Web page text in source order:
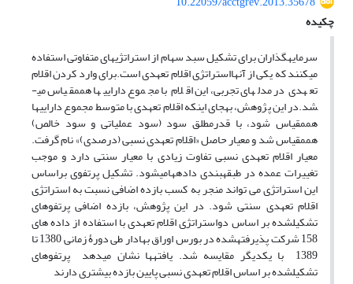
چکیده
سرمایه­گذاران برای تشکیل سبد سهام از استراتژی‎های متفاوتی استفاده
می­کنند که یکی از آنهااستراتژی اقلام تعهدی است.برای وارد کردن اقلام
تعهدی در مدل­های تجربی،این اقلام با مجموع دارایی­ها هم­مقیاس می­
شد.در این پژوهش، به‎جای اینکه اقلام تعهدی با متوسط مجموع دارایی­ها
هم‎مقیاس شود، با قدرمطلق سود (سود عملیاتی و سود خالص)
هم‎مقیاس ­شد و معیار حاصل «اقلام تعهدی نسبی (درصدی)» نام ­گرفت.
معیار اقلام تعهدی نسبی تفاوت زیادی با معیار سنتی دارد و موجب
تغییرات عمده در طبقه­بندی داده­هامی­شود. تشکیل پرتفوی براساس
این استراتژی می تواند منجر به کسب بازده اضافی نسبت به استراتژی
اقلام تعهدی سنتی شود. در این پژوهش، بازده اضافی پرتفوهای
تشکیل‎شده بر اساس دواستراتژی­ اقلام تعهدی با استفاده از داده های
158 شرکت‎ پذیرفته‎شده در بورس اوراق بهادار طی دورۀ زمانی 1380 تا
1389 با یکدیگر مقایسه ­شد. یافته­ها نشان می­دهد پرتفوهای
تشکیل‎شده بر اساس اقلام تعهدی نسبی پایین بازده بیشتری دارند